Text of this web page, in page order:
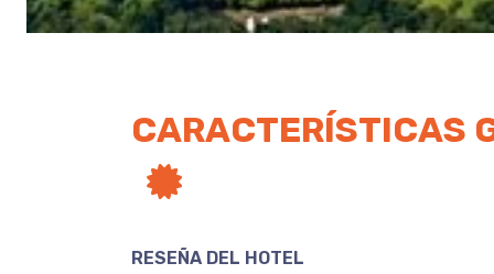
CARACTERÍSTICAS
RESEÑA DEL HOTEL